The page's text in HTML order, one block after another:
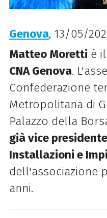
Genova, 13/05/
Matteo Moretti è
CNA Genova.
Confederazione
Metropolitana di
Palazzo della
già vice
Installazioni e
dell'associazione
anni.